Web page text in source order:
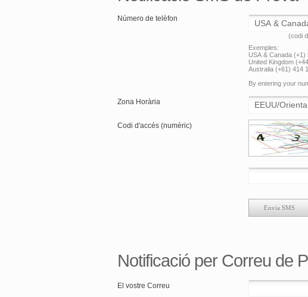
Número de telèfon
(codi
Exemples:
USA & Canada (+1)
United Kingdom
Australia (+61) 414
By entering your
Zona Horària
Codi d'accés (numèric)
Notificació per Correu de
El vostre Correu